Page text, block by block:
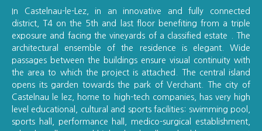
In Castelnau-le-Lez, in an innovative and fully connected
district, T4 on the 5th and last floor benefiting from a triple
exposure and facing the vineyards of a classified estate . The
architectural ensemble of the residence is elegant. Wide
passages between the buildings ensure visual continuity with
the area to which the project is attached. The central island
opens its garden towards the park of Verchant. The city of
Castelnau le lez, home to high-tech companies, has very high
level educational, cultural and sports facilities: swimming pool,
sports hall, performance hall, medico-surgical establishment,